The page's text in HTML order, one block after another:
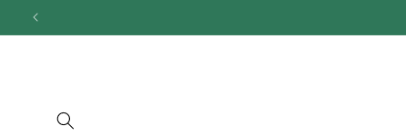
προχωρήστε
στο